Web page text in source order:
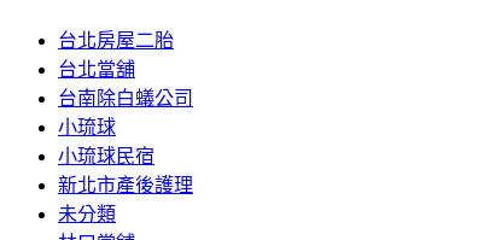
台北房屋二胎
台北當舖
台南除白蟻公司
小琉球
小琉球民宿
新北市產後護理
未分類